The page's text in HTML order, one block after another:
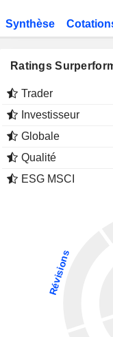
Synthèse
Ratings
Trader
Investisseur
Globale
Qualité
ESG MSCI